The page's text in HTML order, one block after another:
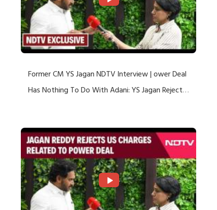
Former CM YS Jagan NDTV Interview | ower Deal
Has Nothing To Do With Adani: YS Jagan Rejects